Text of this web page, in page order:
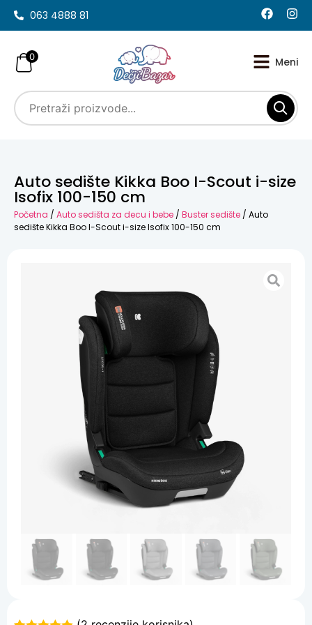
063 4888 81
0
Auto sedište Kikka Boo I-Scout i-size
Isofix 100-150 cm
Početna / Auto sedišta za decu i bebe / Buster sedište / Auto
sedište Kikka Boo I-Scout i-size Isofix 100-150 cm